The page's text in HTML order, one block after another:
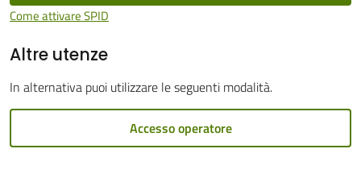
Amministrazione
gli
Come attivare SPID
Altre utenze
In alternativa puoi utilizzare le seguenti modalità.
Accesso operatore